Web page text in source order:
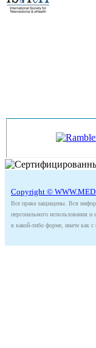
Copyright ©
Все права защищены. Вся
персонального использования
в какой-либо форме, иначе как